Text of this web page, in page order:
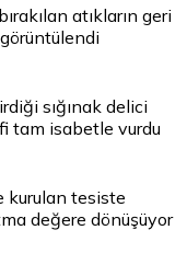
atıkların geri
sığınak delici
tam isabetle vurdu
kurulan tesiste
değere dönüşüyor